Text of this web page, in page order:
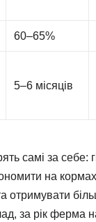
60–65%
5–6 місяців
самі за себе:
на
отримувати
за рік ферма